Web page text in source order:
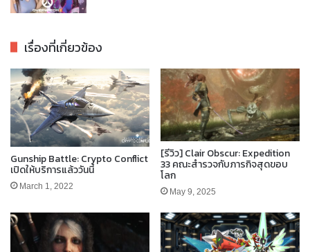
เรื่องที่เกี่ยวข้อง
Gunship Battle: Crypto Conflict
เปิดให้บริการแล้ววันนี้
March 1, 2022
[รีวิว] Clair Obscur: Expedition
33 คณะสำรวจกับภารกิจสุดขอบ
โลก
May 9, 2025